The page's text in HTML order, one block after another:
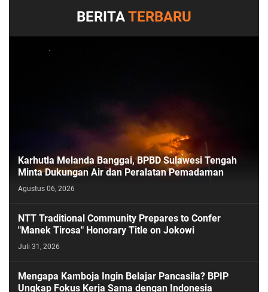
BERITATERBARU
Karhutla Melanda Banggai, BPBD Sulawesi Tengah
Minta Dukungan Air dan Peralatan Pemadaman
Agustus 06, 2026
NTT Traditional Community Prepares to Confer
"Manek Tirosa" Honorary Title on Jokowi
Juli 31, 2026
Mengapa Kamboja Ingin Belajar Pancasila? BPIP
Ungkap Fokus Kerja Sama dengan Indonesia